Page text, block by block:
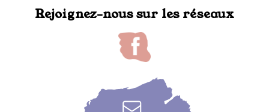
Rejoignez-nous sur les réseaux